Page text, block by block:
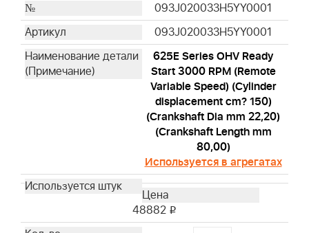
093J020033H5YY0001
093J020033H5YY0001
625E Series OHV Ready
Start 3000 RPM (Remote
Variable Speed) (Cylinder
displacement cm? 150)
(Crankshaft Dia mm 22,20)
(Crankshaft Length mm
80,00)
Используется в агрегатах
48882 i